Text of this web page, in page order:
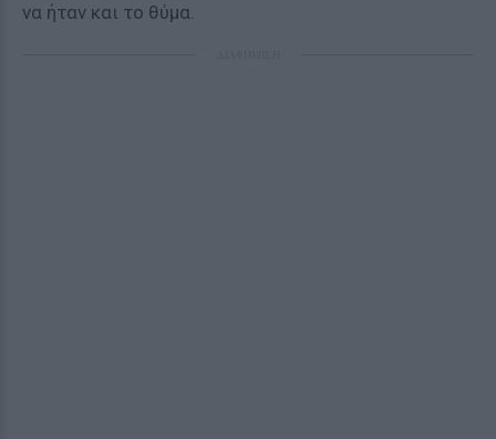
να ήταν και το θύμα.